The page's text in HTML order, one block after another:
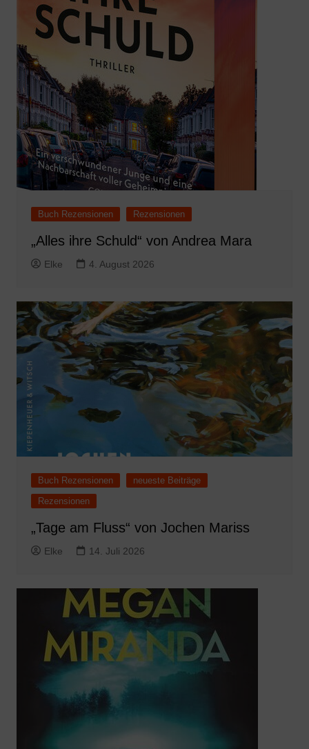
Buch Rezensionen Rezensionen
„Alles ihre Schuld“ von Andrea Mara
Elke 4. August 2026
Buch Rezensionen
neueste Beiträge
Rezensionen
„Tage am Fluss“ von Jochen Mariss
Elke 14. Juli 2026